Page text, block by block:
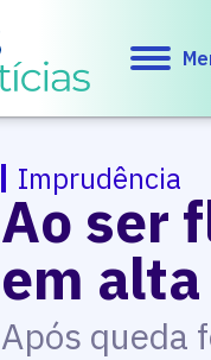
Imprudência
Ao ser
em
Após queda